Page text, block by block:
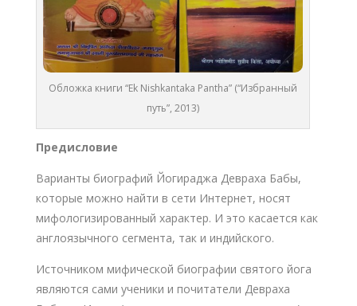
Обложка книги “Ek Nishkantaka Pantha” (“Избранный
путь”, 2013)
Предисловие
Варианты биографий Йогираджа Девраха Бабы,
которые можно найти в сети Интернет, носят
мифологизированный характер. И это касается как
англоязычного сегмента, так и индийского.
Источником мифической биографии святого йога
являются сами ученики и почитатели Девраха